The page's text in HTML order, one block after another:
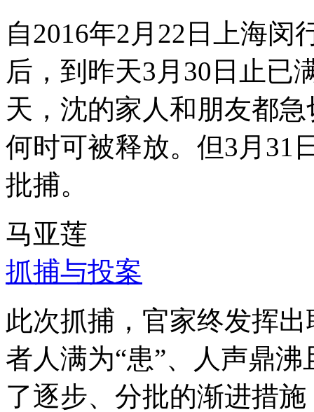
自2016年2月22日上海
后，到昨天3月30日止已
天，沈的家人和朋友都
何时可被释放。但3月31
批捕。
马亚莲
抓捕与投案
此次抓捕，官家终发挥
者人满为“患”、人声鼎
了逐步、分批的渐进措